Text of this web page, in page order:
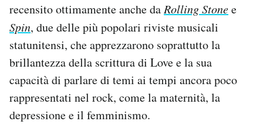
recensito ottimamente anche daRolling Stonee
Spin, due delle più popolari riviste musicali
statunitensi, che apprezzarono soprattutto la
brillantezza della scrittura di Love e la sua
capacità di parlare di temi ai tempi ancora poco
rappresentati nel rock, come la maternità, la
depressione e il femminismo.